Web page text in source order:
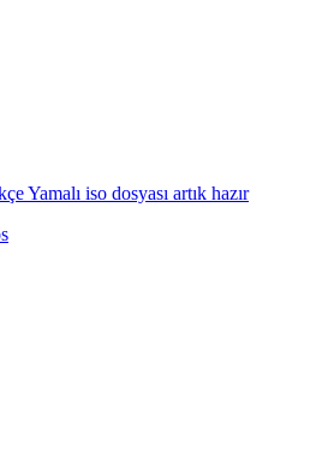
Yamalı iso dosyası artık hazır